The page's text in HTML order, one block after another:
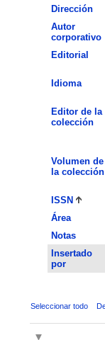
Dirección
Autor
corporativo
Editorial
Idioma
Editor de la
colección
Volumen de
la colección
ISSN
Área
Notas
Insertado
por
Seleccionar todo